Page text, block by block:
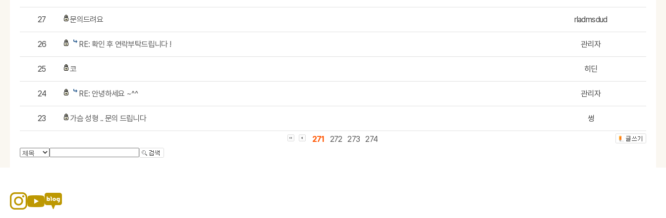
27 문의드려요 rladmsdud
26 RE: 확인 후 연락부탁드립니다 ! 관리자
25 코 히딘
24 RE: 안녕하세요 ~^^ 관리자
23 가슴 성형 .. 문의 드립니다 썽
271 272 273 274